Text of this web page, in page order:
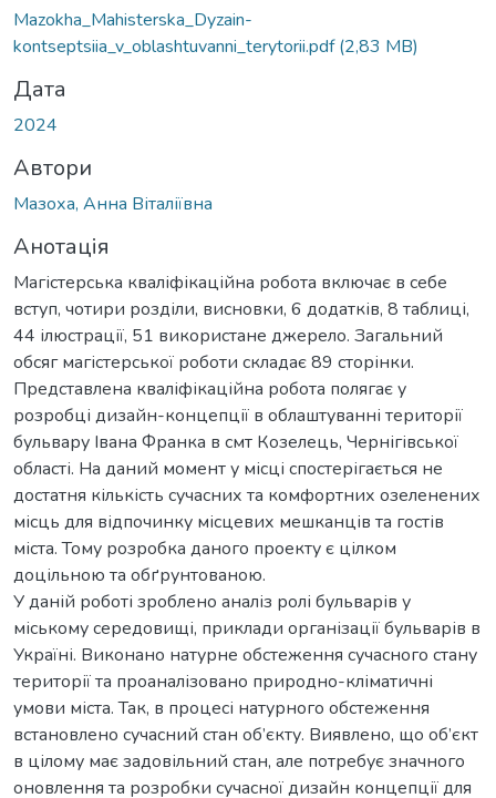
Mazokha_Mahisterska_Dyzain-
kontseptsiia_v_oblashtuvanni_terytorii.pdf(2,83 MB)
Дата
2024
Автори
Мазоха, Анна Віталіївна
Анотація
Магістерська кваліфікаційна робота включає в себе
вступ, чотири розділи, висновки, 6 додатків, 8 таблиці,
44 ілюстрації, 51 використане джерело. Загальний
обсяг магістерської роботи складає 89 сторінки.
Представлена кваліфікаційна робота полягає у
розробці дизайн-концепції в облаштуванні території
бульвару Івана Франка в смт Козелець, Чернігівської
області. На даний момент у місці спостерігається не
достатня кількість сучасних та комфортних озеленених
місць для відпочинку місцевих мешканців та гостів
міста. Тому розробка даного проекту є цілком
доцільною та обґрунтованою.
У даній роботі зроблено аналіз ролі бульварів у
міському середовищі, приклади організації бульварів в
Україні. Виконано натурне обстеження сучасного стану
території та проаналізовано природно-кліматичні
умови міста. Так, в процесі натурного обстеження
встановлено сучасний стан об’єкту. Виявлено, що об’єкт
в цілому має задовільний стан, але потребує значного
оновлення та розробки сучасної дизайн концепції для